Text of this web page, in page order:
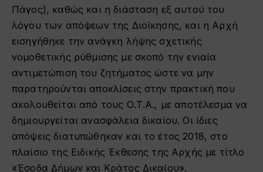
Πάγος), καθώς και η διάσταση εξ αυτού του
λόγου των απόψεων της Διοίκησης, και η Αρχή
εισηγήθηκε την ανάγκη λήψης σχετικής
νομοθετικής ρύθμισης με σκοπό την ενιαία
αντιμετώπιση του ζητήματος ώστε να μην
παρατηρούνται αποκλίσεις στην πρακτική που
ακολουθείται από τους Ο.Τ.Α., με αποτέλεσμα να
δημιουργείται ανασφάλεια δικαίου. Οι ίδιες
απόψεις διατυπώθηκαν και το έτος 2018, στο
πλαίσιο της Ειδικής Έκθεσης της Αρχής με τίτλο
«Έσοδα Δήμων και Κράτος Δικαίου».